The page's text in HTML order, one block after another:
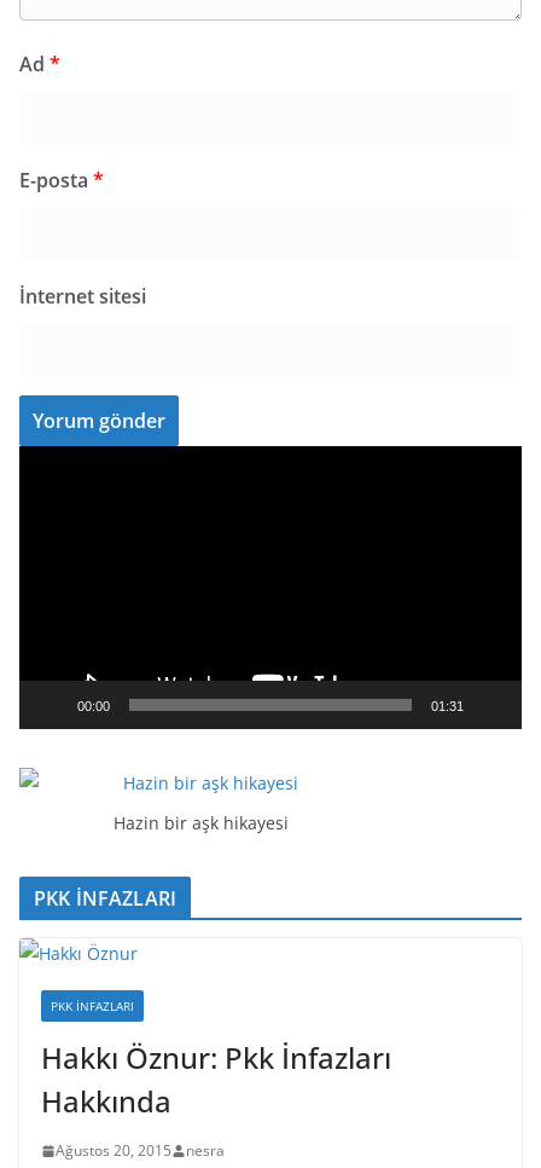
Ad *
E-posta *
İnternet sitesi
t
ı
c
00:00 01:31
Hazin bir aşk hikayesi
PKK İNFAZLARI
PKK İNFAZLARI
Hakkı Öznur: Pkk İnfazları
Hakkında
Ağustos 20, 2015 nesra